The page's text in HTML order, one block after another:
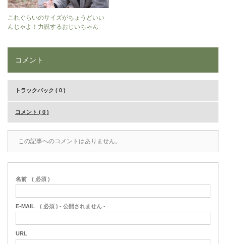
これぐらいのサイズがちょうどいい
んじゃよ！力説するおじいちゃん
コメント
トラックバック ( 0 )
コメント ( 0 )
この記事へのコメントはありません。
名前 ( 必須 )
E-MAIL ( 必須 ) - 公開されません -
URL